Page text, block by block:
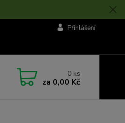
Přihlášení
0 ks
za 0,00 Kč